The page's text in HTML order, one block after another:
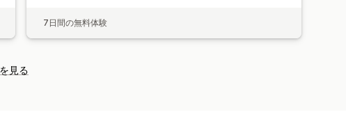
7日間の無料体験
見る